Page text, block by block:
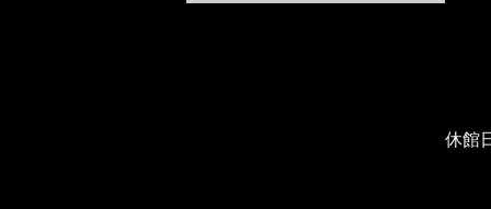
休館